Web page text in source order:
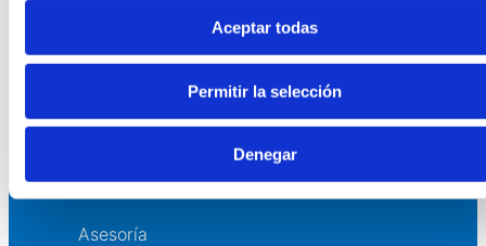
Aceptar todas
Permitir la selección
Denegar
Fundaciones Asociadas
Canal ético
Asesoría